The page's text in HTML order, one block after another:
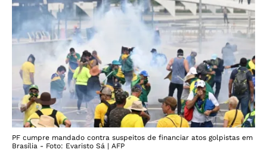
PF cumpre mandado contra suspeitos de financiar atos golpistas em
Brasília - Foto: Evaristo Sá | AFP